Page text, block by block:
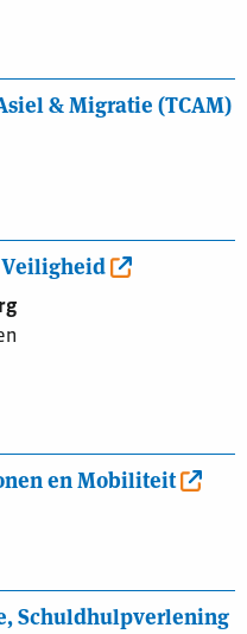
& Migratie (TCAM)
Veiligheid
en Mobiliteit
Schuldhulpverlening